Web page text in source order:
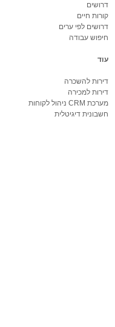
דרושים
קורות חיים
דרושים לפי ערים
חיפוש עבודה
עוד
דירות להשכרה
דירות למכירה
מערכת CRM ניהול לקוחות
חשבונית דיגיטלית